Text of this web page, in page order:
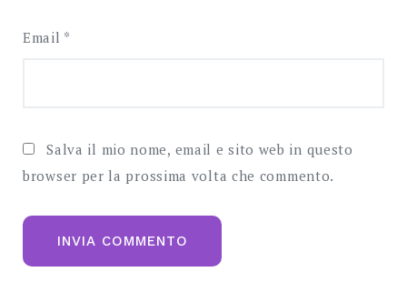
Email *
Salva il mio nome, email e sito web in questo
browser per la prossima volta che commento.